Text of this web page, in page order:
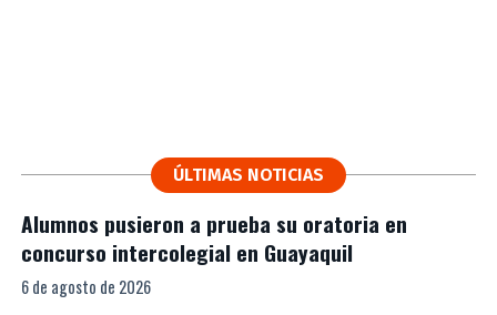
ÚLTIMAS NOTICIAS
Alumnos pusieron a prueba su oratoria en
concurso intercolegial en Guayaquil
6 de agosto de 2026